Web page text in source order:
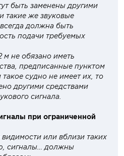
быть заменены другими
такие же звуковые
должна быть
подачи требуемых
м не обязано иметь
предписанные пунктом
судно не имеет их, то
другими средствами
сигнала.
при ограниченной
или вблизи таких
сигналы… должны